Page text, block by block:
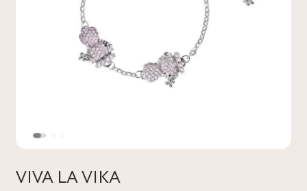
VIVA LA VIKA